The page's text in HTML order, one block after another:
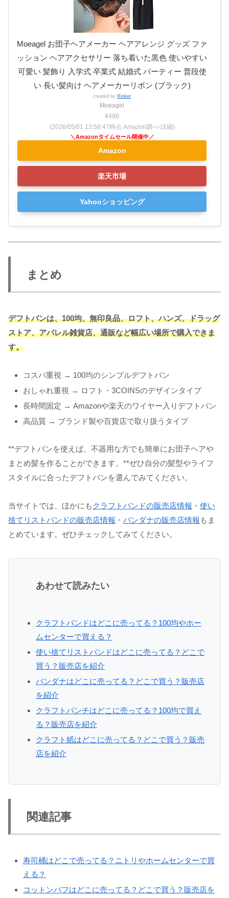
Moeagel お団子ヘアメーカー ヘアアレンジ グッズ ファ
ッション ヘアアクセサリー 落ち着いた黒色 使いやすい
可愛い 髪飾り 入学式 卒業式 結婚式 パーティー 普段使
い 長い髪向け ヘアメーカーリボン (ブラック)
created by Rinker
Moeagel
¥499
(2026/05/01 13:58:47時点 Amazon調べ-詳細)
Amazon
楽天市場
Yahooショッピング
まとめ
デフトバンは、100均、無印良品、ロフト、ハンズ、ドラッグ
ストア、アパレル雑貨店、通販など幅広い場所で購入できま
す。
コスパ重視 → 100均のシンプルデフトバン
おしゃれ重視 → ロフト・3COINSのデザインタイプ
長時間固定 → Amazonや楽天のワイヤー入りデフトバン
高品質 → ブランド製や百貨店で取り扱うタイプ
**デフトバンを使えば、不器用な方でも簡単にお団子ヘアや
まとめ髪を作ることができます。**ぜひ自分の髪型やライフ
スタイルに合ったデフトバンを選んでみてください。
当サイトでは、ほかにも クラフトバンドの販売店情報 ・ 使い
捨てリストバンドの販売店情報 ・ バンダナの販売店情報 もま
とめています。ぜひチェックしてみてください。
あわせて読みたい
クラフトバンドはどこに売ってる？100均やホー
ムセンターで買える？
使い捨てリストバンドはどこに売ってる？どこで
買う？販売店を紹介
バンダナはどこに売ってる？どこで買う？販売店
を紹介
クラフトパンチはどこに売ってる？100均で買え
る？販売店を紹介
クラフト紙はどこに売ってる？どこで買う？販売
店を紹介
関連記事
寿司桶はどこで売ってる？ニトリやホームセンターで買
える？
コットンパフはどこに売ってる？どこで買う？販売店を